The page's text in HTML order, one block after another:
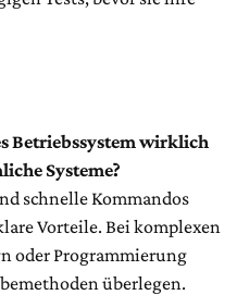
Betriebssystem wirklich
Systeme?
schnelle Kommandos
Vorteile. Bei komplexen
oder Programmierung
überlegen.